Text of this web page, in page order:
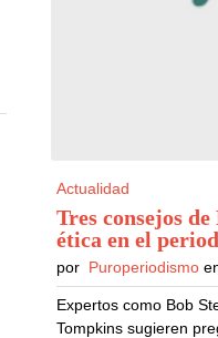
Actualidad
Tres consejos
ética en el
por Puroperiodismo
Expertos como Bob
Tompkins sugieren